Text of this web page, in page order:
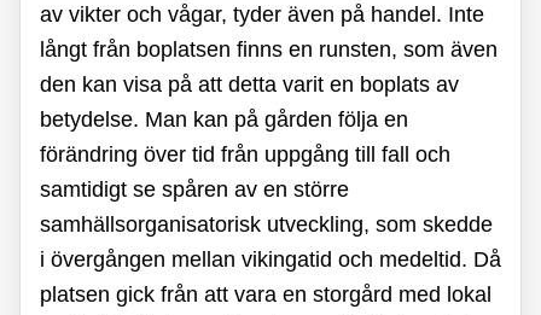
av vikter och vågar, tyder även på handel. Inte
långt från boplatsen finns en runsten, som även
den kan visa på att detta varit en boplats av
betydelse. Man kan på gården följa en
förändring över tid från uppgång till fall och
samtidigt se spåren av en större
samhällsorganisatorisk utveckling, som skedde
i övergången mellan vikingatid och medeltid. Då
platsen gick från att vara en storgård med lokal